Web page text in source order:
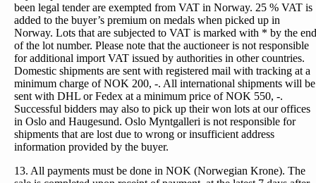
been legal tender are exempted from VAT in Norway. 25 % VAT is
added to the buyer’s premium on medals when picked up in
Norway. Lots that are subjected to VAT is marked with * by the end
of the lot number. Please note that the auctioneer is not responsible
for additional import VAT issued by authorities in other countries.
Domestic shipments are sent with registered mail with tracking at a
minimum charge of NOK 200, -. All international shipments will be
sent with DHL or Fedex at a minimum price of NOK 550, -.
Successful bidders may also to pick up their won lots at our offices
in Oslo and Haugesund. Oslo Myntgalleri is not responsible for
shipments that are lost due to wrong or insufficient address
information provided by the buyer.
13. All payments must be done in NOK (Norwegian Krone). The